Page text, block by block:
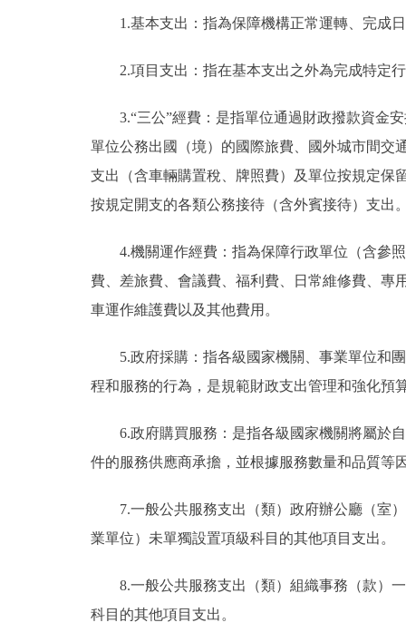
1.基本支出：指為保障機構正常運轉、完成
2.項目支出：指在基本支出之外為完成特定
3.“三公”經費：是指單位通過財政撥款資金
單位公務出國（境）的國際旅費、國外城市間交
支出（含車輛購置稅、牌照費）及單位按規定保
按規定開支的各類公務接待（含外賓接待）支出
4.機關運作經費：指為保障行政單位（含參
費、差旅費、會議費、福利費、日常維修費、專
車運作維護費以及其他費用。
5.政府採購：指各級國家機關、事業單位和
程和服務的行為，是規範財政支出管理和強化預
6.政府購買服務：是指各級國家機關將屬於
件的服務供應商承擔，並根據服務數量和品質等
7.一般公共服務支出（類）政府辦公廳（室
業單位）未單獨設置項級科目的其他項目支出。
8.一般公共服務支出（類）組織事務（款）
科目的其他項目支出。